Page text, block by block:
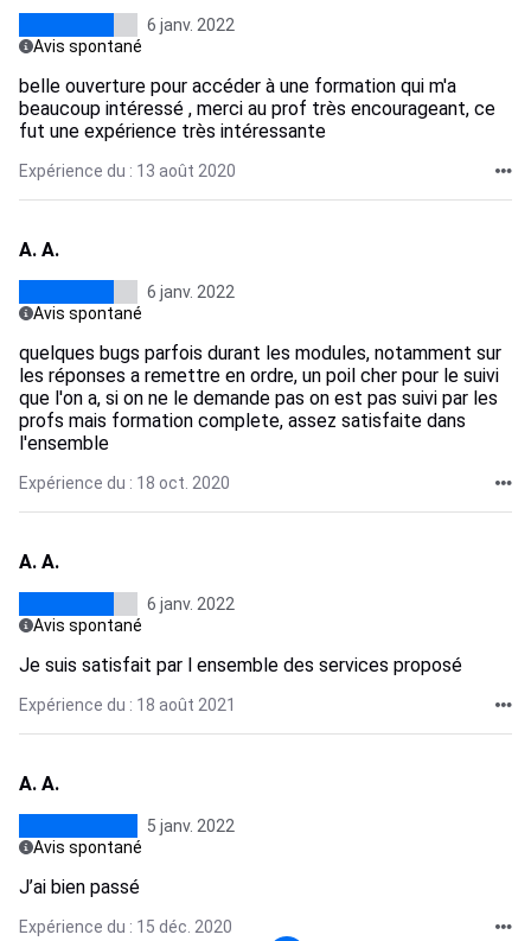
6 janv. 2022
Avis spontané
belle ouverture pour accéder à une formation qui m'a
beaucoup intéressé , merci au prof très encourageant, ce
fut une expérience très intéressante
Expérience du : 13 août 2020
A. A.
6 janv. 2022
Avis spontané
quelques bugs parfois durant les modules, notamment sur
les réponses a remettre en ordre, un poil cher pour le suivi
que l'on a, si on ne le demande pas on est pas suivi par les
profs mais formation complete, assez satisfaite dans
l'ensemble
Expérience du : 18 oct. 2020
A. A.
6 janv. 2022
Avis spontané
Je suis satisfait par l ensemble des services proposé
Expérience du : 18 août 2021
A. A.
5 janv. 2022
Avis spontané
J’ai bien passé
Expérience du : 15 déc. 2020